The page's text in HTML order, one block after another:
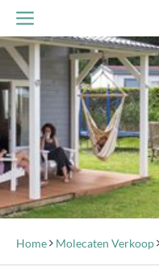
Home Molecaten Verkoop